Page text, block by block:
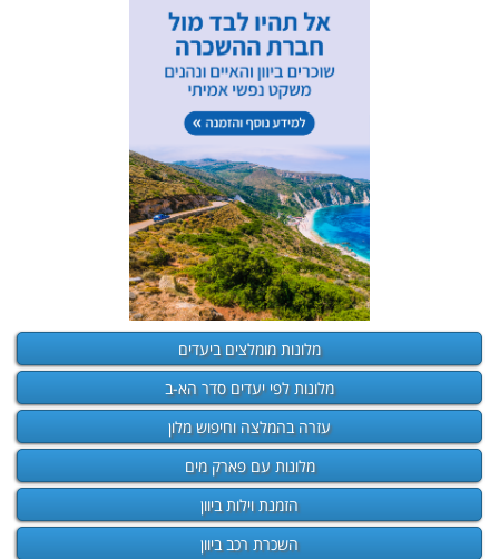
מלונות מומלצים ביעדים
מלונות לפי יעדים סדר הא-ב
עזרה בהמלצה וחיפוש מלון
מלונות עם פארק מים
הזמנת וילות ביוון
השכרת רכב ביוון